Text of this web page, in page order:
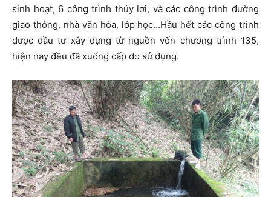
sinh hoạt, 6 công trình thủy lợi, và các công trình đường
giao thông, nhà văn hóa, lớp học…Hầu hết các công trình
được đầu tư xây dựng từ nguồn vốn chương trình 135,
hiện nay đều đã xuống cấp do sử dụng.